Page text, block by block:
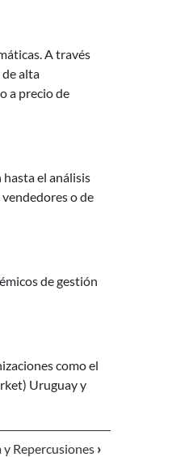
A través
alta
a precio de
el análisis
o de
de gestión
como el
Uruguay y
y Repercusiones ›